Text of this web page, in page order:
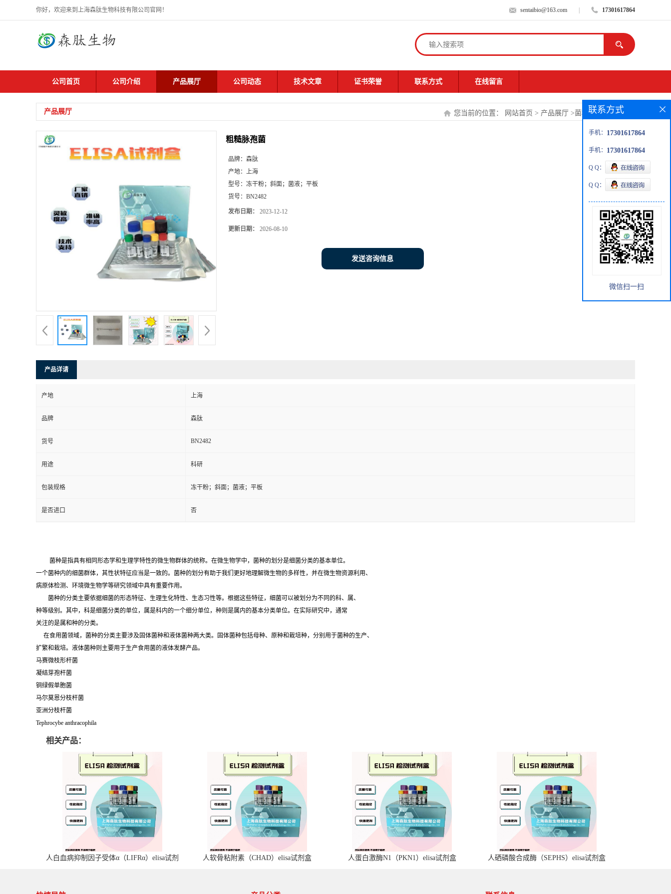
你好，欢迎来到上海森肽生物科技有限公司官网！ sentaibio@163.com 17301617864
公司首页 公司介绍 产品展厅 公司动态 技术文章 证书荣誉 联系方式 在线留言
产品展厅 您当前的位置： 网站首页 > 产品展厅 >菌种>粗糙脉孢菌
粗糙脉孢菌
品牌： 森肽
产地： 上海
型号： 冻干粉；斜面；菌液；平板
货号： BN2482
发布日期： 2023-12-12
更新日期： 2026-08-10
发送咨询信息
产品详请
产地 上海
品牌 森肽
货号 BN2482
用途 科研
包装规格 冻干粉；斜面；菌液；平板
是否进口 否
菌种是指具有相同形态学和生理学特性的微生物群体的统称。在微生物学中，菌种的划分是细菌分类的基本单位。
一个菌种内的细菌群体，其性状特征应当是一致的。菌种的划分有助于我们更好地理解微生物的多样性，并在微生物资源利用、
病原体检测、环境微生物学等研究领域中具有重要作用。
菌种的分类主要依据细菌的形态特征、生理生化特性、生态习性等。根据这些特征，细菌可以被划分为不同的科、属、
种等级别。其中，科是细菌分类的单位，属是科内的一个细分单位，种则是属内的基本分类单位。在实际研究中，通常
关注的是属和种的分类。
在食用菌领域，菌种的分类主要涉及固体菌种和液体菌种两大类。固体菌种包括母种、原种和栽培种，分别用于菌种的生产、
扩繁和栽培。液体菌种则主要用于生产食用菌的液体发酵产品。
马赛微枝形杆菌
凝结芽孢杆菌
铜绿假单胞菌
马尔莫恩分枝杆菌
亚洲分枝杆菌
Tephrocybe anthracophila
相关产品：
人白血病抑制因子受体α（LIFRα）elisa试剂
人软骨粘附素（CHAD）elisa试剂盒 人蛋白激酶N1（PKN1）elisa试剂盒 人硒磷酸合成酶（SEPHS）elisa试剂盒
联系方式
手机： 17301617864
手机： 17301617864
Q Q：
Q Q：
微信扫一扫